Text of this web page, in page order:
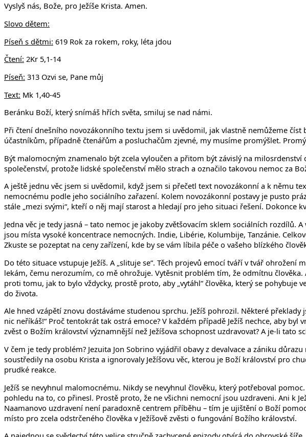
Vyslyš nás, Bože, pro Ježíše Krista. Amen.
Slovo dětem:
Píseň s dětmi: 619 Rok za rokem, roky, léta jdou
Čtení: 2Kr 5,1-14
Píseň: 313 Ozvi se, Pane můj
Text: Mk 1,40-45
Beránku Boží, který snímáš hřích světa, smiluj se nad námi.
Při čtení dnešního novozákonního textu jsem si uvědomil, jak vlastně nemůžeme
účastníkům, případně čtenářům a posluchačům zjevné, my musíme promýšlet.
Být malomocným znamenalo být zcela vyloučen a přitom být závislý na
společenství, protože lidské společenství mělo strach a označilo takovou nemoc za
A ještě jednu věc jsem si uvědomil, když jsem si přečetl text novozákonní a k němu
nemocnému podle jeho sociálního zařazení. Kolem novozákonní postavy je pusto
stále „mezi svými“, kteří o něj mají starost a hledají pro jeho situaci řešení. Dokonce
Jedna věc je tedy jasná – tato nemoc je jakoby zvětšovacím sklem sociálních
jsou místa vysoké koncentrace nemocných. Indie, Libérie, Kolumbije, Tanzánie.
Zkuste se pozeptat na ceny zařízení, kde by se vám líbila péče o vašeho blízkého
Do této situace vstupuje Ježíš. A „slituje se“. Těch projevů emocí tváří v tvář
lekám, čemu nerozumím, co mě ohrožuje. Vytěsnit problém tím, že odmítnu
proti tomu, jak to bylo vždycky, prostě proto, aby „vytáhl“ člověka, který se
do života.
Ale hned vzápětí znovu dostáváme studenou sprchu. Ježíš pohrozil. Některé
nic neříkáš!“ Proč tentokrát tak ostrá emoce? V každém případě Ježíš nechce, aby
zvěst o Božím království významnější než Ježíšova schopnost uzdravovat? A je-li
V čem je tedy problém? Jezuita Jon Sobrino vyjádřil obavy z devalvace a zániku
soustředily na osobu Krista a ignorovaly Ježíšovu věc, kterou je Boží království pro
prudké reakce.
Ježíš se nevyhnul malomocnému. Nikdy se nevyhnul člověku, který potřeboval
pohledu na to, co přinesl. Prostě proto, že ne všichni nemocní jsou uzdraveni. Ani k
Naamanovo uzdravení není paradoxně centrem příběhu – tím je ujištění o Boží
místo pro zcela odstrčeného člověka v Ježíšově zvěsti o fungování Božího království.